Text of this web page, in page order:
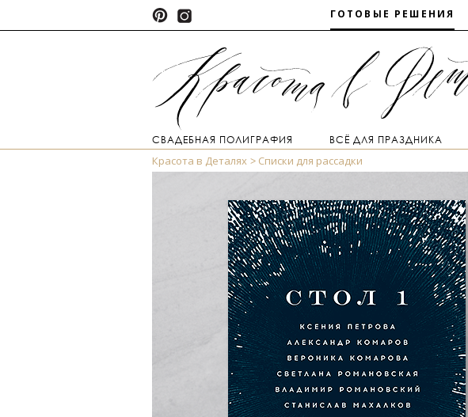
ГОТОВЫЕ РЕШЕНИЯ
СВАДЕБНАЯ ПОЛИГРАФИЯ ВСЁ ДЛЯ ПРАЗДНИКА
Красота в Деталях Списки для рассадки